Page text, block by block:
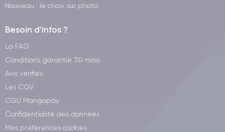
Nouveau : le choix sur photo
Besoin d'infos ?
La FAQ
Conditions garantie 30 mois
Avis vérifiés
Les CGV
CGU Mangopay
Confidentialité des données
Mes préférences cookies